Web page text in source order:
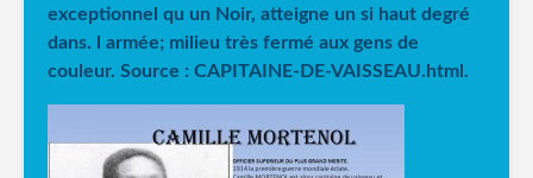
exceptionnel qu un Noir, atteigne un si haut degré
dans. l armée; milieu très fermé aux gens de
couleur. Source : CAPITAINE-DE-VAISSEAU.html.